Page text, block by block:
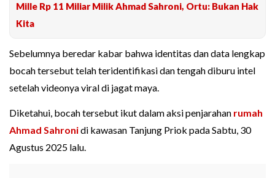
Mille Rp 11 Miliar Milik Ahmad Sahroni, Ortu: Bukan Hak
Kita
Sebelumnya beredar kabar bahwa identitas dan data lengkap
bocah tersebut telah teridentifikasi dan tengah diburu intel
setelah videonya viral di jagat maya.
Diketahui, bocah tersebut ikut dalam aksi penjarahan rumah
Ahmad Sahronidi kawasan Tanjung Priok pada Sabtu, 30
Agustus 2025 lalu.